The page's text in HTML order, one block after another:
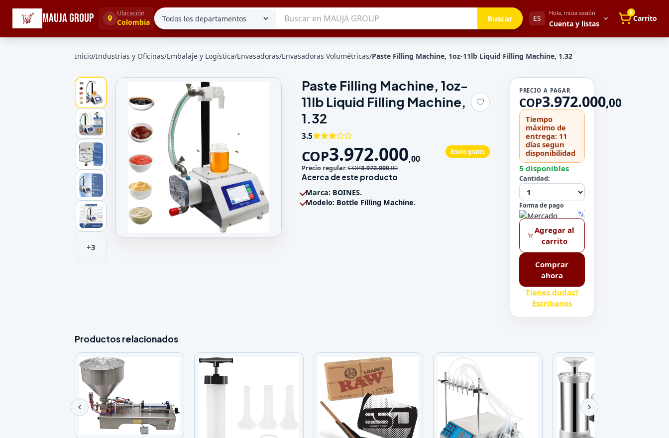
MAUJA GROUP Ubicación
Colombia Buscar ES
Hola, inicia sesión
Cuenta y listas
Tu lista
Favoritos
Guardados para después
Mis direcciones
Mis pedidos
Métodos de pago
Mi perfil
Configuración
0
Carrito
☰ Categorías
Inicio/Industrias y Oficinas/Embalaje y Logística/Envasadoras/Envasadoras Volumétricas/Paste Filling Machine, 1oz-11lb Liquid Filling Machine, 1.32
+3
Paste Filling Machine, 1oz-
11lb Liquid Filling Machine,
1.32
3.5
COP3.972.000,00
Envío gratis
Precio regular:COP3.972.000,00
Acerca de este producto
Marca: BOINES.
Modelo: Bottle Filling Machine.
PRECIO A PAGAR
COP3.972.000,00
Tiempo
máximo de
entrega: 11
días segun
disponibilidad
5 disponibles
Cantidad:
Forma de pago
Agregar al
carrito
Comprar
ahora
Tienes dudas?
Escribenos
Productos relacionados